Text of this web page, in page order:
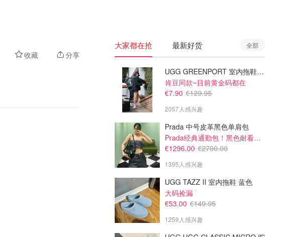
收藏 分享
大家都在抢 最新好货 全部
UGG GREENPORT 室内拖鞋 棕色
肯豆同款~目前黄金码都在
€7.90 €129.95
2057人感兴趣
Prada 中号皮革黑色单肩包
Prada经典通勤包！黑色耐看又百搭
€1296.00 €2700.00
1395人感兴趣
UGG TAZZ II 室内拖鞋 蓝色
大码捡漏
€53.00 €149.95
1259人感兴趣